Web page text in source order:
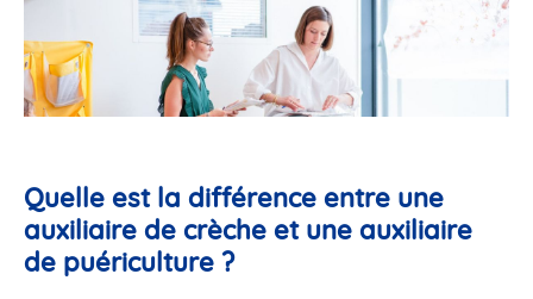
Quelle est la différence entre une
auxiliaire de crèche et une auxiliaire
de puériculture ?